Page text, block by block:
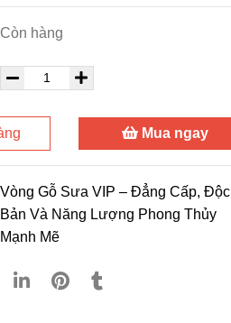
Còn hàng
Mua ngay
Vòng Gỗ Sưa VIP – Đẳng Cấp, Độc
Bản Và Năng Lượng Phong Thủy
Mạnh Mẽ